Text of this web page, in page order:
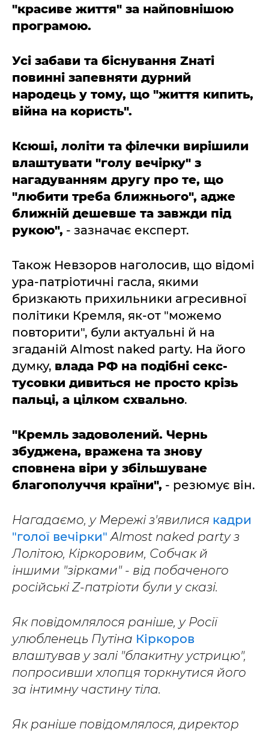
"красиве життя" за найповнішою
програмою.
Усі забави та біснування Zнаті
повинні запевняти дурний
народець у тому, що "життя кипить,
війна на користь".
Ксюші, лоліти та філечки вирішили
влаштувати "голу вечірку" з
нагадуванням другу про те, що
"любити треба ближнього", адже
ближній дешевше та завжди під
рукою", - зазначає експерт.
Також Невзоров наголосив, що відомі
ура-патріотичні гасла, якими
бризкають прихильники агресивної
політики Кремля, як-от "можемо
повторити", були актуальні й на
згаданій Almost naked party. На його
думку, влада РФ на подібні секс-
тусовки дивиться не просто крізь
пальці, а цілком схвально.
"Кремль задоволений. Чернь
збуджена, вражена та знову
сповнена віри у збільшуване
благополуччя країни", - резюмує він.
Нагадаємо, у Мережі з'явилися кадри
"голої вечірки" Almost naked party з
Лолітою, Кіркоровим, Собчак й
іншими "зірками" - від побаченого
російські Z-патріоти були у сказі.
Як повідомлялося раніше, у Росії
улюбленець Путіна Кіркоров
влаштував у залі "блакитну устрицю",
попросивши хлопця торкнутися його
за інтимну частину тіла.
Як раніше повідомлялося, директор